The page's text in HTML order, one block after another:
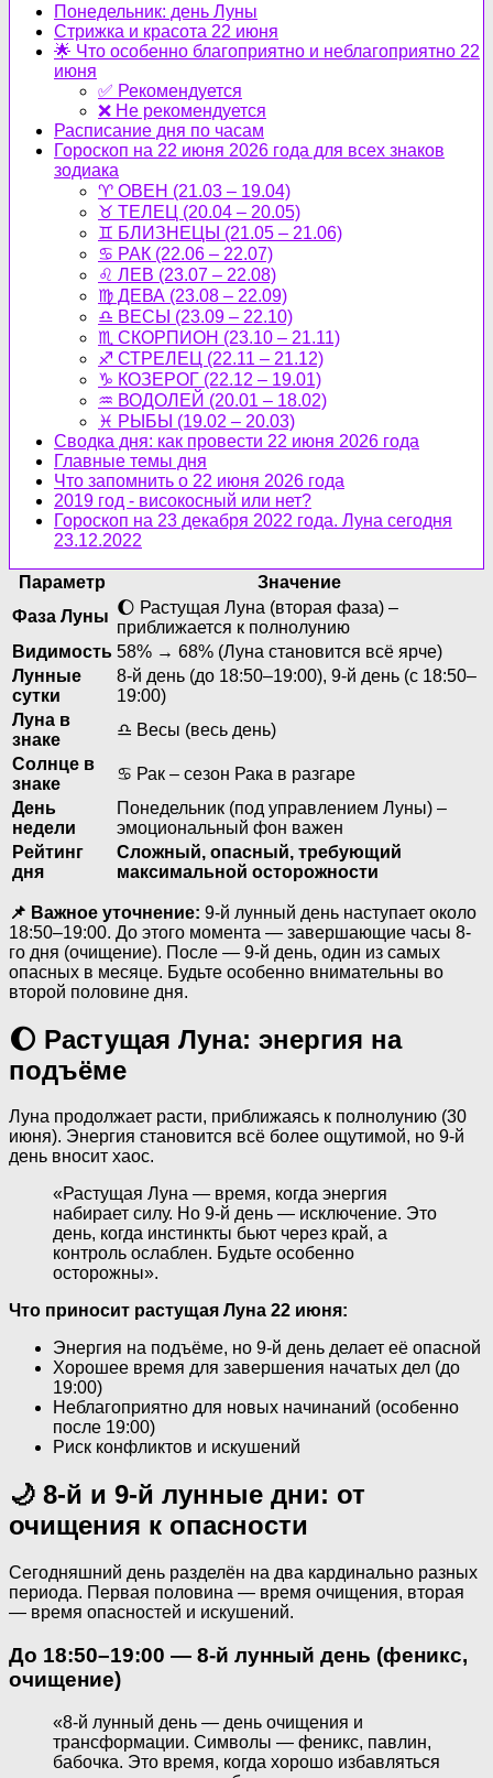
Понедельник: день Луны
Стрижка и красота 22 июня
🌟 Что особенно благоприятно и неблагоприятно 22
июня
✅ Рекомендуется
❌ Не рекомендуется
Расписание дня по часам
Гороскоп на 22 июня 2026 года для всех знаков
зодиака
♈ ОВЕН (21.03 – 19.04)
♉ ТЕЛЕЦ (20.04 – 20.05)
♊ БЛИЗНЕЦЫ (21.05 – 21.06)
♋ РАК (22.06 – 22.07)
♌ ЛЕВ (23.07 – 22.08)
♍ ДЕВА (23.08 – 22.09)
♎ ВЕСЫ (23.09 – 22.10)
♏ СКОРПИОН (23.10 – 21.11)
♐ СТРЕЛЕЦ (22.11 – 21.12)
♑ КОЗЕРОГ (22.12 – 19.01)
♒ ВОДОЛЕЙ (20.01 – 18.02)
♓ РЫБЫ (19.02 – 20.03)
Сводка дня: как провести 22 июня 2026 года
Главные темы дня
Что запомнить о 22 июня 2026 года
2019 год - високосный или нет?
Гороскоп на 23 декабря 2022 года. Луна сегодня
23.12.2022
Параметр
Значение
Фаза Луны 🌔 Растущая Луна (вторая фаза) –
приближается к полнолунию
Видимость 58% → 68% (Луна становится всё ярче)
Лунные
сутки
8-й день (до 18:50–19:00), 9-й день (с 18:50–
19:00)
Луна в
знаке
♎ Весы (весь день)
Солнце в
знаке
♋ Рак – сезон Рака в разгаре
День
недели
Понедельник (под управлением Луны) –
эмоциональный фон важен
Рейтинг
дня
Сложный, опасный, требующий
максимальной осторожности
📌 Важное уточнение: 9-й лунный день наступает около
18:50–19:00. До этого момента — завершающие часы 8-
го дня (очищение). После — 9-й день, один из самых
опасных в месяце. Будьте особенно внимательны во
второй половине дня.
🌔 Растущая Луна: энергия на
подъёме
Луна продолжает расти, приближаясь к полнолунию (30
июня). Энергия становится всё более ощутимой, но 9-й
день вносит хаос.
«Растущая Луна — время, когда энергия
набирает силу. Но 9-й день — исключение. Это
день, когда инстинкты бьют через край, а
контроль ослаблен. Будьте особенно
осторожны».
Что приносит растущая Луна 22 июня:
Энергия на подъёме, но 9-й день делает её опасной
Хорошее время для завершения начатых дел (до
19:00)
Неблагоприятно для новых начинаний (особенно
после 19:00)
Риск конфликтов и искушений
🌙 8-й и 9-й лунные дни: от
очищения к опасности
Сегодняшний день разделён на два кардинально разных
периода. Первая половина — время очищения, вторая
— время опасностей и искушений.
До 18:50–19:00 — 8-й лунный день (феникс,
очищение)
«8-й лунный день — день очищения и
трансформации. Символы — феникс, павлин,
бабочка. Это время, когда хорошо избавляться